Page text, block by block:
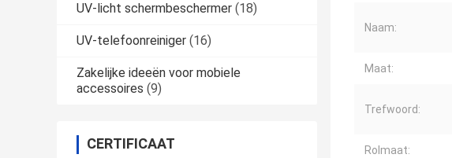
UV-licht schermbeschermer (18)
UV-telefoonreiniger (16)
Zakelijke ideeën voor mobiele
accessoires (9)
CERTIFICAAT
Naam:
Maat:
Trefwoord:
Rolmaat: